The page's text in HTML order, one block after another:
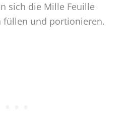
sich die Mille Feuille
füllen und portionieren.